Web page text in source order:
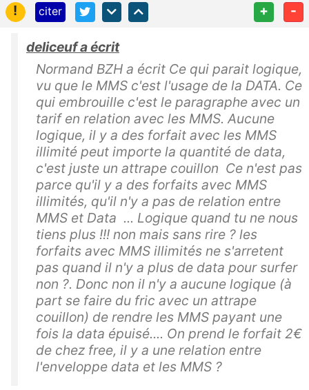
!
citer + -
deliceuf a écrit
Normand BZH a écrit Ce qui parait logique,
vu que le MMS c'est l'usage de la DATA. Ce
qui embrouille c'est le paragraphe avec un
tarif en relation avec les MMS. Aucune
logique, il y a des forfait avec les MMS
illimité peut importe la quantité de data,
c'est juste un attrape couillon Ce n'est pas
parce qu'il y a des forfaits avec MMS
illimités, qu'il n'y a pas de relation entre
MMS et Data ... Logique quand tu ne nous
tiens plus !!! non mais sans rire ? les
forfaits avec MMS illimités ne s'arretent
pas quand il n'y a plus de data pour surfer
non ?. Donc non il n'y a aucune logique (à
part se faire du fric avec un attrape
couillon) de rendre les MMS payant une
fois la data épuisé.... On prend le forfait 2€
de chez free, il y a une relation entre
l'enveloppe data et les MMS ?